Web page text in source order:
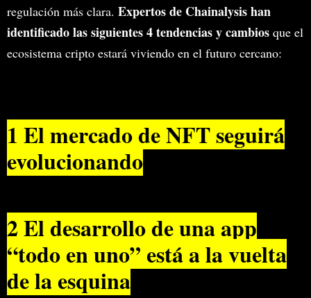
regulación más clara. Expertos de Chainalysis han
identificado las siguientes 4 tendencias y cambios que el
ecosistema cripto estará viviendo en el futuro cercano:
1 El mercado de NFT seguirá
evolucionando
2 El desarrollo de una app
“todo en uno” está a la vuelta
de la esquina